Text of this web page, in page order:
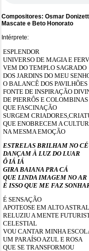
Compositores: Osmar
Mascate e Beto Honorato
Intérprete:
ESPLENDOR
UNIVERSO DE MAGIA E
VEM DO TEMPLO SAGRADO
DOS JARDINS DO MEU
O BALANCÊ DOS
FONTE DE INSPIRAÇÃO
DE PIERRÔS E COLOMBINAS
QUE FASCINAÇÃO
SURGEM
QUE ENOBRECEM A
NA MESMA EMOÇÃO
ESTRELAS BRILHAM NO
DANÇAM À LUZ DO LUAR
Ô IÁ IÁ
GIRA BAIANA PRA CÁ
QUE LINDA IMAGEM NO AR
É ISSO QUE ME FAZ
É SENSAÇÃO
APOTEOSE EM ALTO ASTRAL
RELUZIU A MENTE
CELESTIAL
VOU CANTAR MINHA
UM PARAÍSO AZUL E ROSA
QUE SE TRANSFORMOU